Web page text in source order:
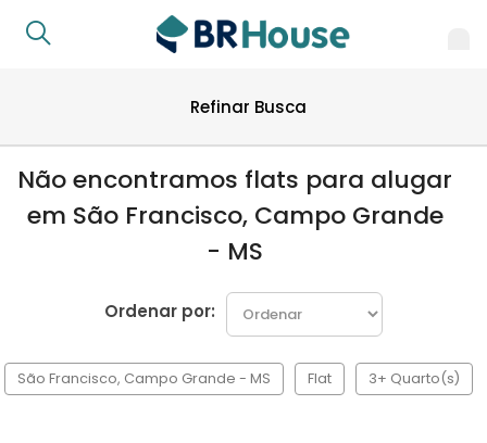
Refinar Busca
Não encontramos flats para alugar
em São Francisco, Campo Grande
- MS
Ordenar por:
São Francisco, Campo Grande - MS Flat 3+ Quarto(s)